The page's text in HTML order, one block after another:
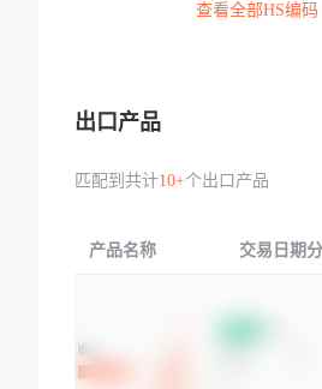
查看全部HS编码
出口产品
匹配到共计10+个出口产品
产品名称 交易日期